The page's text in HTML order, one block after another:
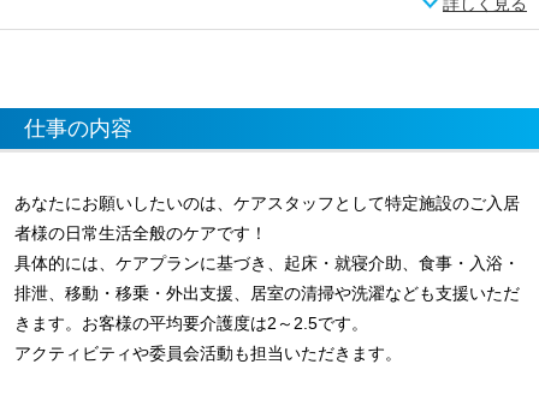
仕事の内容
あなたにお願いしたいのは、ケアスタッフとして特定施設のご入居
者様の日常生活全般のケアです！
具体的には、ケアプランに基づき、起床・就寝介助、食事・入浴・
排泄、移動・移乗・外出支援、居室の清掃や洗濯なども支援いただ
きます。お客様の平均要介護度は2～2.5です。
アクティビティや委員会活動も担当いただきます。